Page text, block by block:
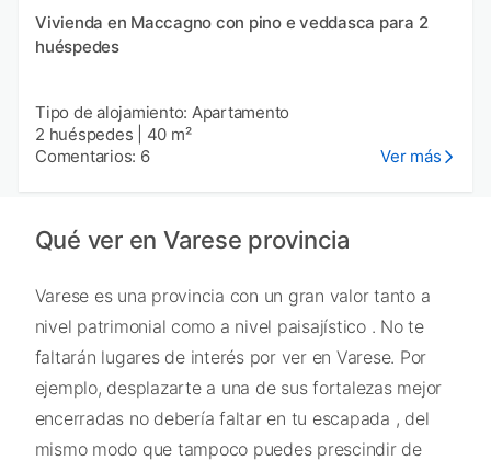
Vivienda en Maccagno con pino e veddasca para 2
huéspedes
Tipo de alojamiento: Apartamento
2 huéspedes
40 m²
Comentarios: 6
Ver más
Qué ver en Varese provincia
Varese es una provincia con un gran valor tanto a
nivel patrimonial como a nivel paisajístico . No te
faltarán lugares de interés por ver en Varese. Por
ejemplo, desplazarte a una de sus fortalezas mejor
encerradas no debería faltar en tu escapada , del
mismo modo que tampoco puedes prescindir de